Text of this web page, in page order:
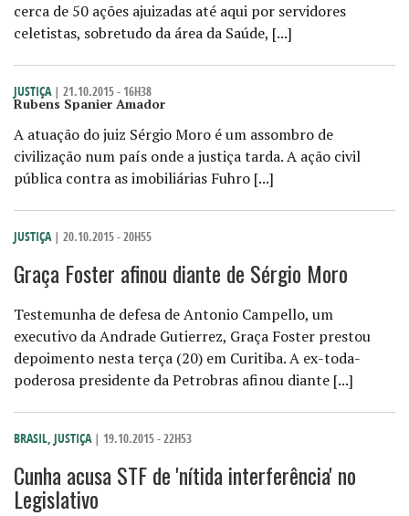
cerca de 50 ações ajuizadas até aqui por servidores
celetistas, sobretudo da área da Saúde, [...]
JUSTIÇA | 21.10.2015 - 16H38
Rubens Spanier Amador
A atuação do juiz Sérgio Moro é um assombro de
civilização num país onde a justiça tarda. A ação civil
pública contra as imobiliárias Fuhro [...]
JUSTIÇA | 20.10.2015 - 20H55
Graça Foster afinou diante de Sérgio Moro
Testemunha de defesa de Antonio Campello, um
executivo da Andrade Gutierrez, Graça Foster prestou
depoimento nesta terça (20) em Curitiba. A ex-toda-
poderosa presidente da Petrobras afinou diante [...]
BRASIL, JUSTIÇA | 19.10.2015 - 22H53
Cunha acusa STF de 'nítida interferência' no
Legislativo